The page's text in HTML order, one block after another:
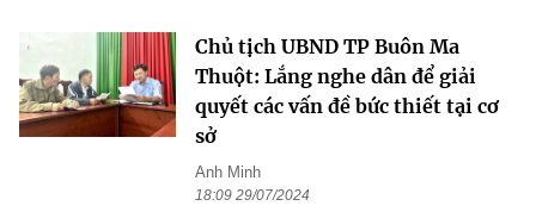
Chủ tịch UBND TP Buôn Ma
Thuột: Lắng nghe dân để giải
quyết các vấn đề bức thiết tại cơ
sở
Anh Minh
18:09 29/07/2024